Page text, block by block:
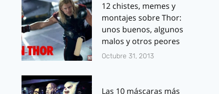
12 chistes, memes y
montajes sobre Thor:
unos buenos, algunos
malos y otros peores
Octubre 31, 2013
Las 10 máscaras más